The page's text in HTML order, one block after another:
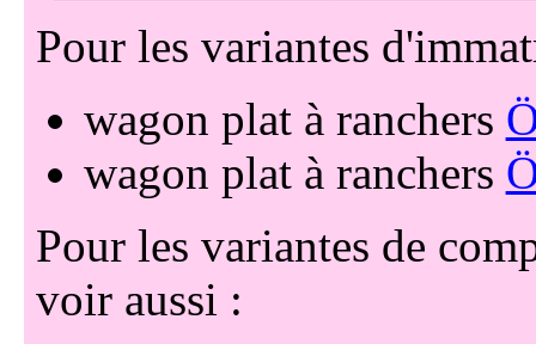
Pour les variantes
wagon plat à ranchers
wagon plat à ranchers
Pour les variantes de
voir aussi :